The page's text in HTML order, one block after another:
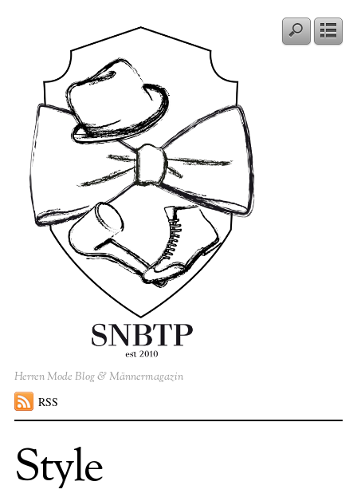
Herren Mode Blog & Männermagazin
RSS
Style